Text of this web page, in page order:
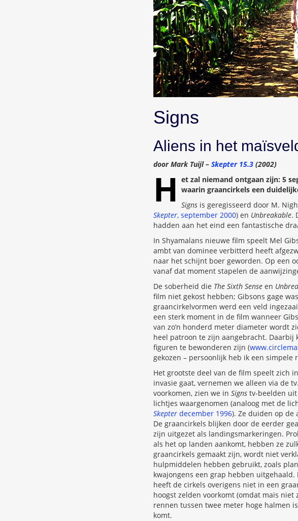
Signs
Aliens in het
door Mark Tuijl – Skepter 15.3 (2002)
H et zal niemand ontgaan zijn: 5
waarin graancirkels een
Signs is geregisseerd door M.
Skepter, september 2000) en Unbreakable.
hadden aan het eind een fantastische
In Shyamalans nieuwe film speelt Mel
ambt van dominee verbitterd heeft
naar het schijnt boer geworden. Op een
vanaf dat moment stapelen de
De soberheid die The Sixth Sense en
film niet gekost hebben; Gibsons gage
graancirkelvormen werd een veld
een sterk moment in de film wanneer
van zo’n honderd meter diameter wordt
heel patroon te zijn aangebracht. Daarbij
figuren te bewonderen zijn (
gekozen – persoonlijk heb ik een
Het grootste deel van de film speelt zich
invasie gaat, vernemen we alleen via de
voorkomen, zien we in Signs tv-beelden
lichtjes waargenomen (analoog met de
Skepter december 1996). Ze duiden op de
De graancirkels blijken door de eerder
zijn uitgezet als landingsmarkeringen.
als het op landen aankomt, hebben ze
graancirkels gemaakt zijn, wordt niet
hulpmiddelen hebben gebruikt, zoals
kwajongens een grap hebben
heeft de cirkels overigens niet in een
hoogst zelden voorkomt (omdat maïs
rennen tussen twee meter hoge halmen
komt.